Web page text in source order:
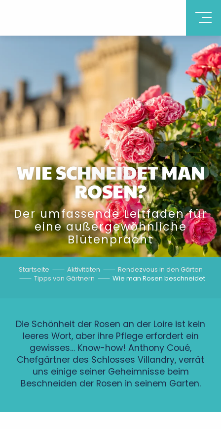
WIE SCHNEIDET MAN
ROSEN?
Der umfassende Leitfaden für
eine außergewöhnliche
Blütenpracht
Startseite Aktivitäten
Rendezvous in den Gärten
Tipps von Gärtnern
Wie man Rosen beschneidet
Die Schönheit der Rosen an der Loire ist kein
leeres Wort, aber ihre Pflege erfordert ein
gewisses… Know-how! Anthony Coué,
Chefgärtner des Schlosses Villandry, verrät
uns einige seiner Geheimnisse beim
Beschneiden der Rosen in seinem Garten.